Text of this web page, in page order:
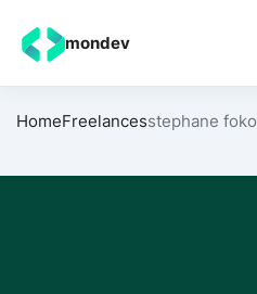
mondev
HomeFreelancesstephane foko